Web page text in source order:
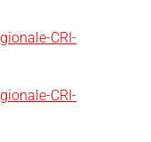
CRI-
CRI-